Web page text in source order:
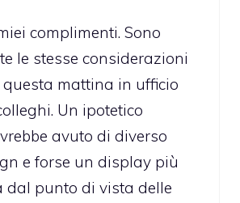
complimenti. Sono
le stesse considerazioni
questa mattina in ufficio
Un ipotetico
avuto di diverso
e forse un display più
dal punto di vista delle